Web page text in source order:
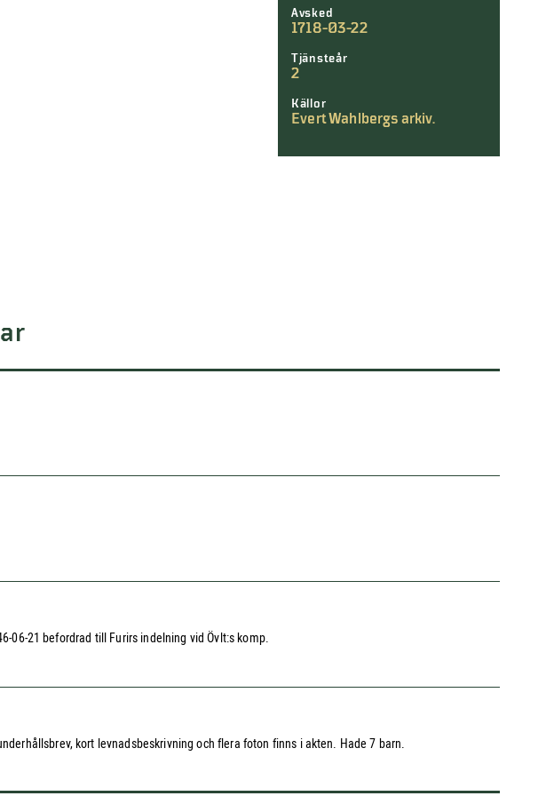
Avsked
1718-03-22
Tjänsteår
2
Källor
Evert Wahlbergs arkiv.
06-21 befordrad till Furirs indelning vid Övlt:s komp.
kort levnadsbeskrivning och flera foton finns i akten. Hade 7 barn.